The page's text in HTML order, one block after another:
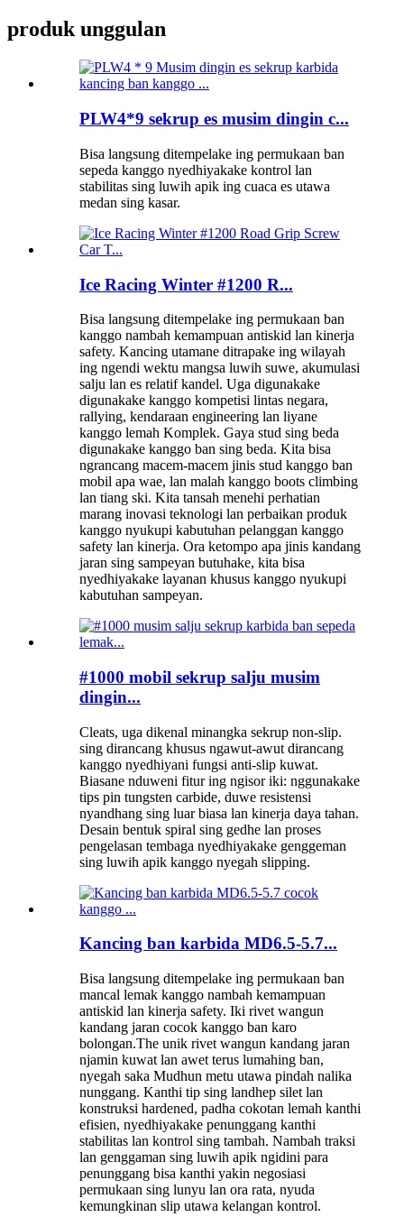
produk unggulan
PLW4*9 sekrup es musim dingin c...
Bisa langsung ditempelake ing permukaan ban
sepeda kanggo nyedhiyakake kontrol lan
stabilitas sing luwih apik ing cuaca es utawa
medan sing kasar.
Ice Racing Winter #1200 R...
Bisa langsung ditempelake ing permukaan ban
kanggo nambah kemampuan antiskid lan kinerja
safety. Kancing utamane ditrapake ing wilayah
ing ngendi wektu mangsa luwih suwe, akumulasi
salju lan es relatif kandel. Uga digunakake
digunakake kanggo kompetisi lintas negara,
rallying, kendaraan engineering lan liyane
kanggo lemah Komplek. Gaya stud sing beda
digunakake kanggo ban sing beda. Kita bisa
ngrancang macem-macem jinis stud kanggo ban
mobil apa wae, lan malah kanggo boots climbing
lan tiang ski. Kita tansah menehi perhatian
marang inovasi teknologi lan perbaikan produk
kanggo nyukupi kabutuhan pelanggan kanggo
safety lan kinerja. Ora ketompo apa jinis kandang
jaran sing sampeyan butuhake, kita bisa
nyedhiyakake layanan khusus kanggo nyukupi
kabutuhan sampeyan.
#1000 mobil sekrup salju musim
dingin...
Cleats, uga dikenal minangka sekrup non-slip.
sing dirancang khusus ngawut-awut dirancang
kanggo nyedhiyani fungsi anti-slip kuwat.
Biasane nduweni fitur ing ngisor iki: nggunakake
tips pin tungsten carbide, duwe resistensi
nyandhang sing luar biasa lan kinerja daya tahan.
Desain bentuk spiral sing gedhe lan proses
pengelasan tembaga nyedhiyakake genggeman
sing luwih apik kanggo nyegah slipping.
Kancing ban karbida MD6.5-5.7...
Bisa langsung ditempelake ing permukaan ban
mancal lemak kanggo nambah kemampuan
antiskid lan kinerja safety. Iki rivet wangun
kandang jaran cocok kanggo ban karo
bolongan.The unik rivet wangun kandang jaran
njamin kuwat lan awet terus lumahing ban,
nyegah saka Mudhun metu utawa pindah nalika
nunggang. Kanthi tip sing landhep silet lan
konstruksi hardened, padha cokotan lemah kanthi
efisien, nyedhiyakake penunggang kanthi
stabilitas lan kontrol sing tambah. Nambah traksi
lan genggaman sing luwih apik ngidini para
penunggang bisa kanthi yakin negosiasi
permukaan sing lunyu lan ora rata, nyuda
kemungkinan slip utawa kelangan kontrol.